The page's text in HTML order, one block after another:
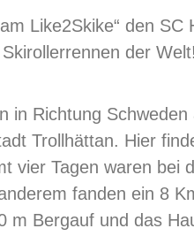
Like2Skike“ den SC
der
in Richtung Schweden
Trollhättan. Hier
vier Tagen waren bei
fanden ein 8
m Bergauf und das